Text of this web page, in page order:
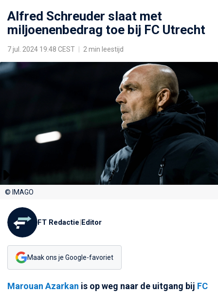
Alfred Schreuder slaat met
miljoenenbedrag toe bij FC Utrecht
7 jul. 2024 19:48 CEST 2 min leestijd
© IMAGO
FT Redactie|Editor
Maak ons je Google-favoriet
Marouan Azarkan is op weg naar de uitgang bij FC